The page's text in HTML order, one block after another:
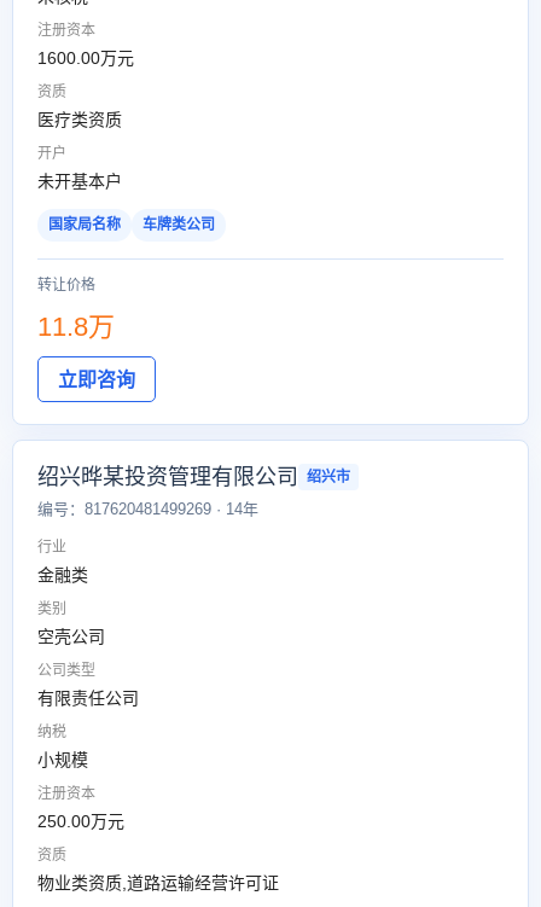
注册资本
1600.00万元
资质
医疗类资质
开户
未开基本户
国家局名称 车牌类公司
转让价格
11.8万
立即咨询
绍兴晔某投资管理有限公司 绍兴市
编号：817620481499269 · 14年
行业
金融类
类别
空壳公司
公司类型
有限责任公司
纳税
小规模
注册资本
250.00万元
资质
物业类资质,道路运输经营许可证